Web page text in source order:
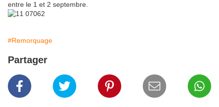
entre le 1 et 2 septembre.
#Remorquage
Partager